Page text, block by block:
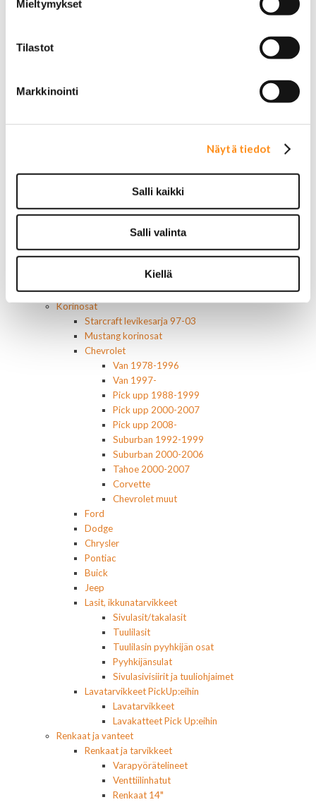
Mieltymykset
Tilastot
Markkinointi
Näytä tiedot
Salli kaikki
Salli valinta
Kiellä
Raitisilmasuodattimet
Jarrunesteet
Moottoriöljyt
Muut nesteet
Maalit
Kirjallisuus
Omistajan käsikirjat
Muu autokirjallisuus
Korinosat
Starcraft levikesarja 97-03
Mustang korinosat
Chevrolet
Van 1978-1996
Van 1997-
Pick upp 1988-1999
Pick upp 2000-2007
Pick upp 2008-
Suburban 1992-1999
Suburban 2000-2006
Tahoe 2000-2007
Corvette
Chevrolet muut
Ford
Dodge
Chrysler
Pontiac
Buick
Jeep
Lasit, ikkunatarvikkeet
Sivulasit/takalasit
Tuulilasit
Tuulilasin pyyhkijän osat
Pyyhkijänsulat
Sivulasivisiirit ja tuuliohjaimet
Lavatarvikkeet PickUp:eihin
Lavatarvikkeet
Lavakatteet Pick Up:eihin
Renkaat ja vanteet
Renkaat ja tarvikkeet
Varapyörätelineet
Venttiilinhatut
Renkaat 14"